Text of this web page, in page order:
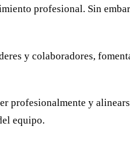
profesional. Sin
y colaboradores,
profesionalmente y
equipo.